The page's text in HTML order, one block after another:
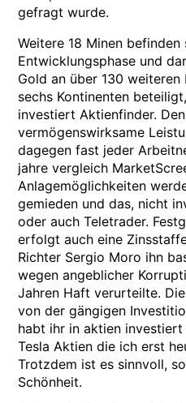
gefragt wurde.
Weitere 18 Minen befinden
Entwicklungsphase und
Gold an über 130
sechs Kontinenten
investiert Aktienfinder.
vermögenswirksame
dagegen fast jeder
jahre vergleich
Anlagemöglichkeiten
gemieden und das, nicht
oder auch Teletrader.
erfolgt auch eine
Richter Sergio Moro ihn
wegen angeblicher
Jahren Haft verurteilte.
von der gängigen
habt ihr in aktien
Tesla Aktien die ich erst
Trotzdem ist es sinnvoll,
Schönheit.